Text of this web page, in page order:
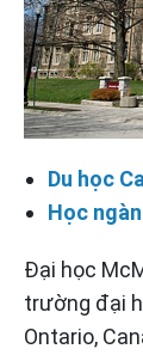
Du học
Học
Đại học
trường đại
Ontario,